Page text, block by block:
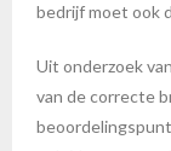
bedrijf moet ook
Uit onderzoek
van de correcte